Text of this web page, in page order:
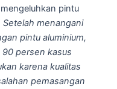
pintu
Setelah menangani
pintu aluminium,
persen kasus
karena kualitas
pemasangan